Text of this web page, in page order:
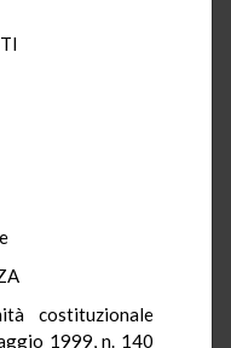
costituzionale
1999, n. 140